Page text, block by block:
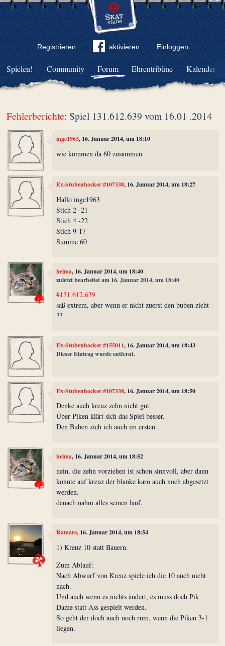
Registrieren aktivieren Einloggen
Community Forum Ehrentribüne Kalender
Spielen!
Fehlerberichte: Spiel 131.612.639 vom 16.01 .2014
inge1963, 16. Januar 2014, um 18:10
wie kommen da 60 zusammen
Ex-Stubenhocker #107338, 16. Januar 2014, um 18:27
Hallo inge1963
Stich 2 -21
Stich 4 -22
Stich 9-17
Summe 60
heima, 16. Januar 2014, um 18:40
zuletzt bearbeitet am 16. Januar 2014, um 18:40
#131.612.639
saß extrem, aber wenn er nicht zuerst den buben zieht
??
Ex-Stubenhocker #155011, 16. Januar 2014, um 18:43
Dieser Eintrag wurde entfernt.
Ex-Stubenhocker #107338, 16. Januar 2014, um 18:50
Denke auch kreuz zehn nicht gut.
Über Piken klärt sich das Spiel besser.
Den Buben zieh ich auch im ersten.
heima, 16. Januar 2014, um 18:52
nein, die zehn vorziehen ist schon sinnvoll, aber dann
konnte auf kreuz der blanke karo auch noch abgesetzt
werden.
danach nahm alles seinen lauf.
Ramare, 16. Januar 2014, um 18:54
1) Kreuz 10 statt Bauern.
Zum Ablauf:
Nach Abwurf von Kreuz spiele ich die 10 auch nicht
nach.
Und auch wenn es nichts ändert, es muss doch Pik
Dame statt Ass gespielt werden.
So geht der doch auch noch rum, wenn die Piken 3-1
liegen.